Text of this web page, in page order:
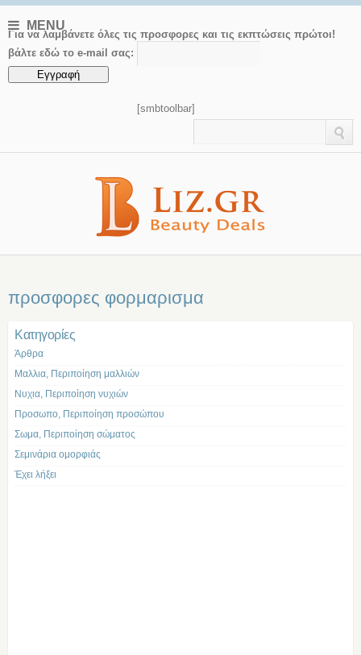
MENU
Για να λαμβάνετε όλες τις προσφορες και τις εκπτώσεις πρώτοι!
βάλτε εδώ το e-mail σας:
[smbtoolbar]
προσφορες φορμαρισμα
Kατηγορίες
Άρθρα
Μαλλια, Περιποίηση μαλλιών
Νυχια, Περιποίηση νυχιών
Προσωπο, Περιποίηση προσώπου
Σωμα, Περιποίηση σώματος
Σεμινάρια ομορφιάς
Έχει λήξει